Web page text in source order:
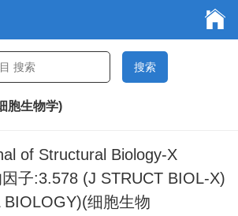
胞生物学)
of Structural Biology-X
子:3.578 (J STRUCT BIOL-X)
BIOLOGY)(细胞生物